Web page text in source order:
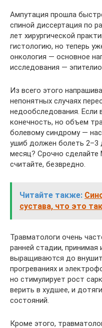
Ампутация прошла
спиной диссертация по
лет хирургической
гистологию, но теперь
онкология — основное
исследования —
Из всего этого
непонятных случаях
недообследования. Если
конечность, но объем
болевому синдрому —
ушиб должен болеть 2–3
месяц? Срочно
считайте, безвредно.
Читайте также:
сустава, что это
Травматологи очень
ранней стадии,
выращиваются до
прогреваниях и
но стимулирует рост
верить в худшее, и
состояний.
Кроме этого,